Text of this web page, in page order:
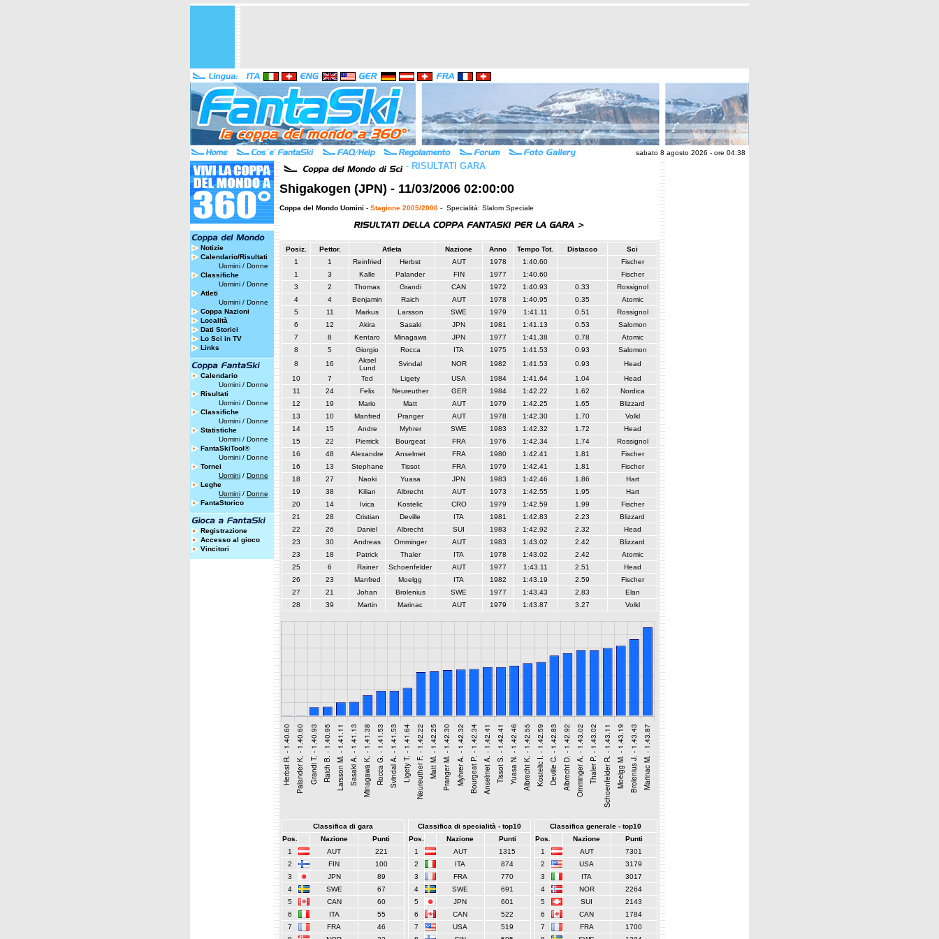
sabato 8 agosto 2026 - ore 04:38
Notizie
Calendario/Risultati
Uomini / Donne
Classifiche
Uomini / Donne
Atleti
Uomini / Donne
Coppa Nazioni
Località
Dati Storici
Lo Sci in TV
Links
Calendario
Uomini / Donne
Risultati
Uomini / Donne
Classifiche
Uomini / Donne
Statistiche
Uomini / Donne
FantaSkiTool®
Uomini / Donne
Tornei
Uomini / Donne
Leghe
Uomini / Donne
FantaStorico
Registrazione
Accesso al gioco
Vincitori
- RISULTATI GARA
Shigakogen (JPN) - 11/03/2006 02:00:00
Coppa del Mondo Uomini - Stagione 2005/2006 - Specialità: Slalom Speciale
Posiz. Pettor. Atleta Nazione Anno Tempo Tot. Distacco
Sci
1
1 Reinfried Herbst AUT 1978 1:40.60
Fischer
1
3 Kalle Palander FIN 1977 1:40.60
Fischer
3
2 Thomas Grandi CAN 1972 1:40.93 0.33
Rossignol
4
4 Benjamin Raich AUT 1978 1:40.95 0.35
Atomic
5
11 Markus Larsson SWE 1979 1:41.11 0.51
Rossignol
6
12 Akira Sasaki JPN 1981 1:41.13 0.53
Salomon
7
8 Kentaro Minagawa JPN 1977 1:41.38 0.78
Atomic
8
5 Giorgio Rocca ITA 1975 1:41.53 0.93
Salomon
8
16
Aksel
Lund
Svindal NOR 1982 1:41.53 0.93
Head
10
7 Ted Ligety USA 1984 1:41.64 1.04
Head
11
24 Felix Neureuther GER 1984 1:42.22 1.62
Nordica
12
19 Mario Matt AUT 1979 1:42.25 1.65
Blizzard
13
10 Manfred Pranger AUT 1978 1:42.30 1.70
Volkl
14
15 Andre Myhrer SWE 1983 1:42.32 1.72
Head
15
22 Pierrick Bourgeat FRA 1976 1:42.34 1.74
Rossignol
16
48 Alexandre Anselmet FRA 1980 1:42.41 1.81
Fischer
16
13 Stephane Tissot FRA 1979 1:42.41 1.81
Fischer
18
27 Naoki Yuasa JPN 1983 1:42.46 1.86
Hart
19
38 Kilian Albrecht AUT 1973 1:42.55 1.95
Hart
20
14 Ivica Kostelic CRO 1979 1:42.59 1.99
Fischer
21
28 Cristian Deville ITA 1981 1:42.83 2.23
Blizzard
22
26 Daniel Albrecht SUI 1983 1:42.92 2.32
Head
23
30 Andreas Omminger AUT 1983 1:43.02 2.42
Blizzard
23
18 Patrick Thaler ITA 1978 1:43.02 2.42
Atomic
25
6 Rainer Schoenfelder AUT 1977 1:43.11 2.51
Head
26
23 Manfred Moelgg ITA 1982 1:43.19 2.59
Fischer
27
21 Johan Brolenius SWE 1977 1:43.43 2.83
Elan
28
39 Martin Marinac AUT 1979 1:43.87 3.27 Volkl
Classifica di gara
Pos.
Nazione
Punti
1
AUT
221
2
FIN
100
3
JPN
89
4
SWE
67
5
CAN
60
6
ITA
55
7
FRA
46
Classifica di specialità - top10
Pos.
Nazione
Punti
1
AUT
1315
2
ITA
874
3
FRA
770
4
SWE
691
5
JPN
601
6
CAN
522
7
USA
519
Classifica generale - top10
Pos.
Nazione
Punti
1
AUT
7301
2
USA
3179
3
ITA
3017
4
NOR
2264
5
SUI
2143
6
CAN
1784
7
FRA
1700